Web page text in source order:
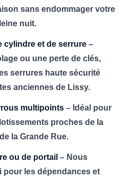
sans endommager votre
nuit.
cylindre et de serrure –
ou une perte de clés,
serrures haute sécurité
anciennes de Lissy.
multipoints – Idéal pour
proches de la
la Grande Rue.
ou de portail – Nous
pour les dépendances et